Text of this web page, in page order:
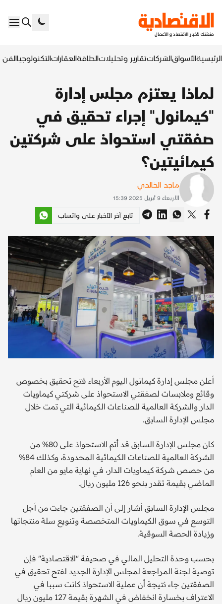
الرئيسيةالأسواقالشركاتتقارير وتحليلاتالطاقةالعقاراتالتكنولوجياالفن
لماذا يعتزم مجلس إدارة
"كيمانول" إجراء تحقيق في
صفقتي استحواذ على شركتين
كيمائيتين؟
ماجد الخالدي
الأربعاء 9 أبريل 2025 15:39
تابع آخر الأخبار على واتساب
أعلن مجلس إدارة كيمانول اليوم الأربعاء فتح تحقيق بخصوص
وقائع وملابسات لصفقتي الاستحواذ على شركتي كيماويات
الدار والشركة العالمية للصناعات الكيمائية التي تمت خلال
مجلس الإدارة السابق.
كان مجلس الإدارة السابق قد أتم الاستحواذ على 80% من
الشركة العالمية للصناعات الكيمائية المحدودة، وكذلك 84%
من حصص شركة كيماويات الدار، في نهاية مايو من العام
الماضي بقيمة تقدر بنحو 126 مليون ريال.
مجلس الإدارة السابق أشار إلى أن الصفقتين جاءت من أجل
التوسع في سوق الكيماويات المتخصصة وتنويع سلة منتجاتها
وزيادة الحصة السوقية.
بحسب وحدة التحليل المالي في صحيفة "الاقتصادية" فإن
توصية لجنة المراجعة لمجلس الإدارة الجديد لفتح تحقيق في
الصفقتين جاء نتيجة أن عملية الاستحواذ كانت سببا في
الاعتراف بخسارة انخفاض في الشهرة بقيمة 127 مليون ريال